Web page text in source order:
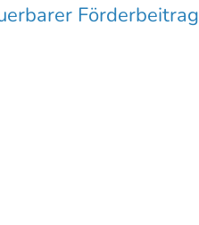
Förderbeitrag